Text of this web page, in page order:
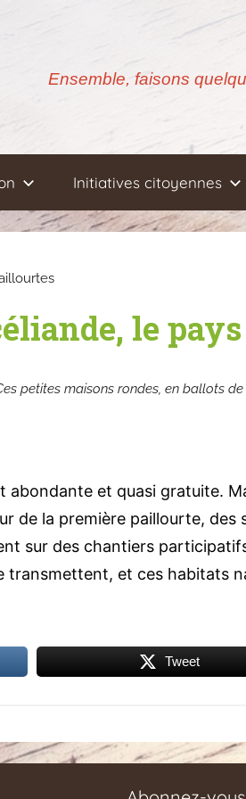
Ensemble, faisons
Initiatives citoyennes
le
petites maisons rondes, en ballots
abondante et quasi gratuite.
de la première paillourte, des
sur des chantiers
transmettent, et ces habitats
Tweet